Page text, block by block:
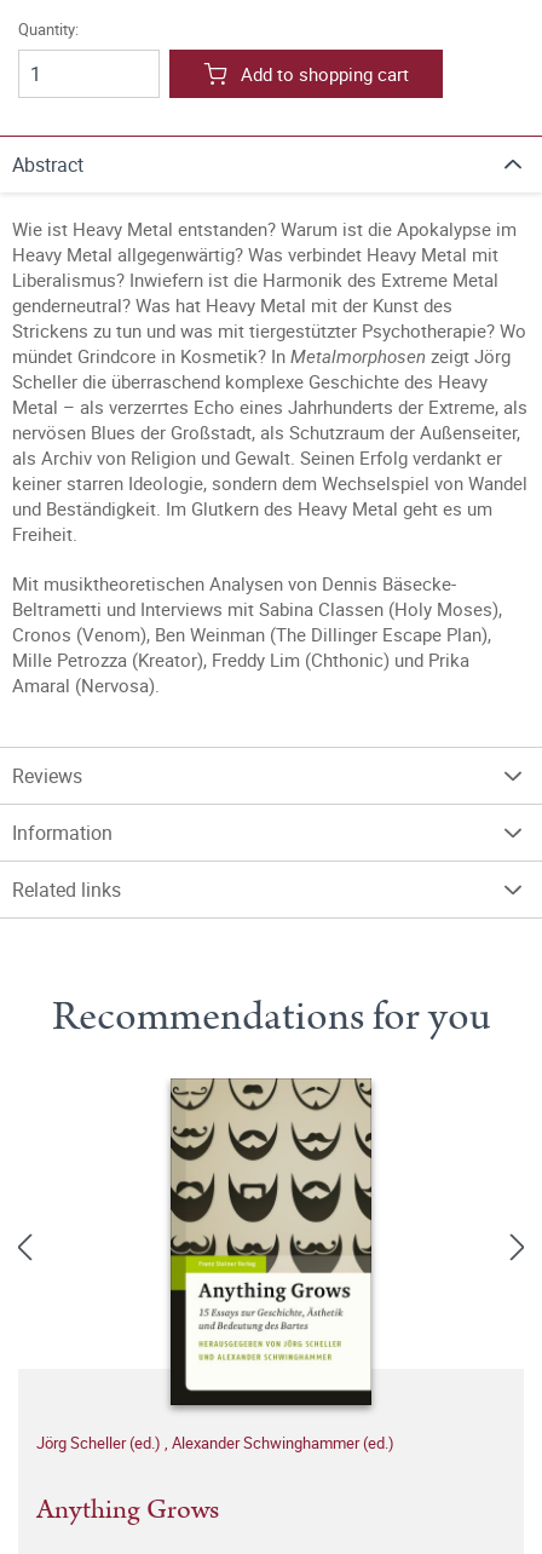
Quantity:
Add to shopping cart
Abstract
Wie ist Heavy Metal entstanden? Warum ist die Apokalypse im
Heavy Metal allgegenwärtig? Was verbindet Heavy Metal mit
Liberalismus? Inwiefern ist die Harmonik des Extreme Metal
genderneutral? Was hat Heavy Metal mit der Kunst des
Strickens zu tun und was mit tiergestützter Psychotherapie? Wo
mündet Grindcore in Kosmetik? In Metalmorphosen zeigt Jörg
Scheller die überraschend komplexe Geschichte des Heavy
Metal – als verzerrtes Echo eines Jahrhunderts der Extreme, als
nervösen Blues der Großstadt, als Schutzraum der Außenseiter,
als Archiv von Religion und Gewalt. Seinen Erfolg verdankt er
keiner starren Ideologie, sondern dem Wechselspiel von Wandel
und Beständigkeit. Im Glutkern des Heavy Metal geht es um
Freiheit.
Mit musiktheoretischen Analysen von Dennis Bäsecke-
Beltrametti und Interviews mit Sabina Classen (Holy Moses),
Cronos (Venom), Ben Weinman (The Dillinger Escape Plan),
Mille Petrozza (Kreator), Freddy Lim (Chthonic) und Prika
Amaral (Nervosa).
Reviews
Information
Related links
Recommendations for you
Jörg Scheller (ed.) , Alexander Schwinghammer (ed.)
Anything Grows